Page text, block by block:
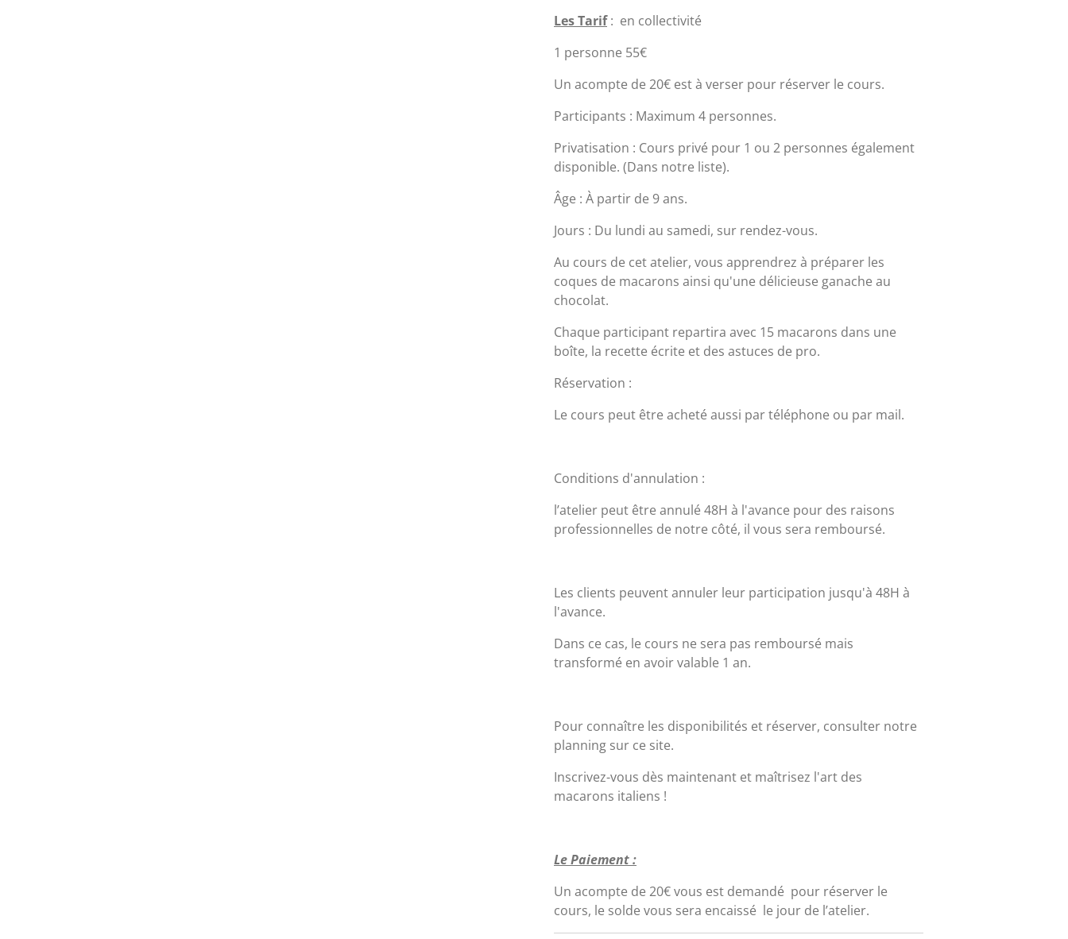
Les Tarif: en collectivité
1 personne 55€
Un acompte de 20€ est à verser pour réserver le cours.
Participants : Maximum 4 personnes.
Privatisation : Cours privé pour 1 ou 2 personnes également
disponible. (Dans notre liste).
Âge : À partir de 9 ans.
Jours : Du lundi au samedi, sur rendez-vous.
Au cours de cet atelier, vous apprendrez à préparer les
coques de macarons ainsi qu'une délicieuse ganache au
chocolat.
Chaque participant repartira avec 15 macarons dans une
boîte, la recette écrite et des astuces de pro.
Réservation :
Le cours peut être acheté aussi par téléphone ou par mail.
Conditions d'annulation :
l’atelier peut être annulé 48H à l'avance pour des raisons
professionnelles de notre côté, il vous sera remboursé.
Les clients peuvent annuler leur participation jusqu'à 48H à
l'avance.
Dans ce cas, le cours ne sera pas remboursé mais
transformé en avoir valable 1 an.
Pour connaître les disponibilités et réserver, consulter notre
planning sur ce site.
Inscrivez-vous dès maintenant et maîtrisez l'art des
macarons italiens !
Le Paiement :
Un acompte de 20€ vous est demandé pour réserver le
cours, le solde vous sera encaissé le jour de l’atelier.